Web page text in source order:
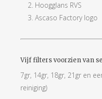
Hoogglans RVS
Ascaso Factory logo
Vijf filters voorzien van
7gr, 14gr, 18gr, 21gr en
reiniging)